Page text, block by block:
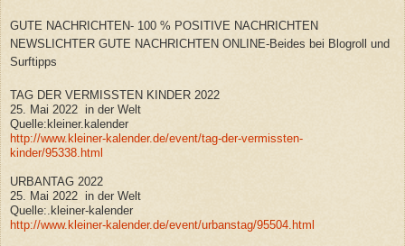
GUTE NACHRICHTEN- 100 % POSITIVE NACHRICHTEN
NEWSLICHTER GUTE NACHRICHTEN ONLINE-Beides bei Blogroll und
Surftipps
TAG DER VERMISSTEN KINDER 2022
25. Mai 2022 in der Welt
Quelle:kleiner.kalender
http://www.kleiner-kalender.de/event/tag-der-vermissten-
kinder/95338.html
URBANTAG 2022
25. Mai 2022 in der Welt
Quelle:.kleiner-kalender
http://www.kleiner-kalender.de/event/urbanstag/95504.html